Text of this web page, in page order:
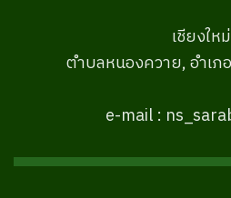
เชียงใ
ตำบลหนองควาย, อำเภ
e-mail :